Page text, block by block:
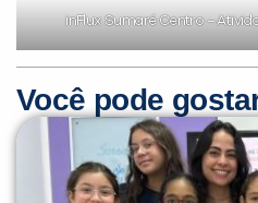
inFlux Sumaré Centro –
Você pode